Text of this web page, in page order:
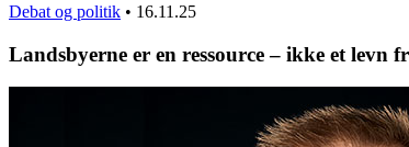
Debat og politik • 16.11.25
Landsbyerne er en ressource – ikke et levn